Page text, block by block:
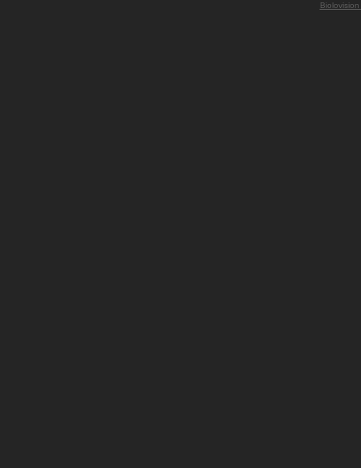
Biolovision